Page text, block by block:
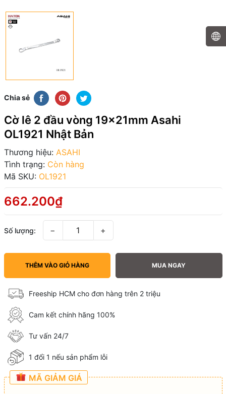
Chia sẻ
Cờ lê 2 đầu vòng 19x21mm Asahi
OL1921 Nhật Bản
Thương hiệu: ASAHI
Tình trạng: Còn hàng
Mã SKU: OL1921
662.200₫
Số lượng: − +
THÊM VÀO GIỎ HÀNG MUA NGAY
Freeship HCM cho đơn hàng trên 2 triệu
Cam kết chính hãng 100%
Tư vấn 24/7
1 đổi 1 nếu sản phẩm lỗi
MÃ GIẢM GIÁ